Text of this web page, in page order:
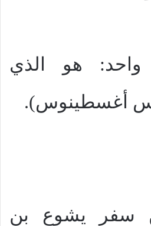
هو الذي
أغسطينوس).
سفر يشوع بن